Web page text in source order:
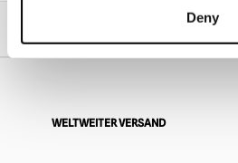
Deny
Professionelles Halloween-Sortiment
WELTWEITER VERSAND